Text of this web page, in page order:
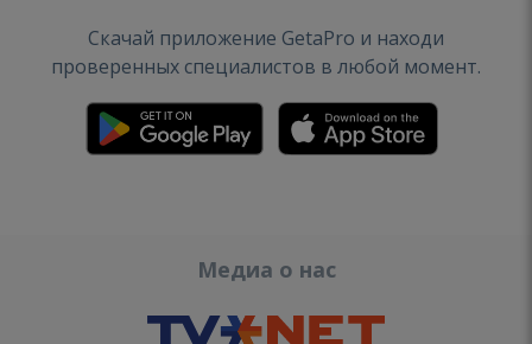
Скачай приложение GetaPro и находи
проверенных специалистов в любой момент.
Медиа о нас